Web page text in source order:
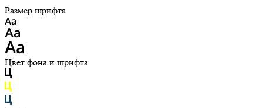
Размер шрифта
Цвет фона и шрифта